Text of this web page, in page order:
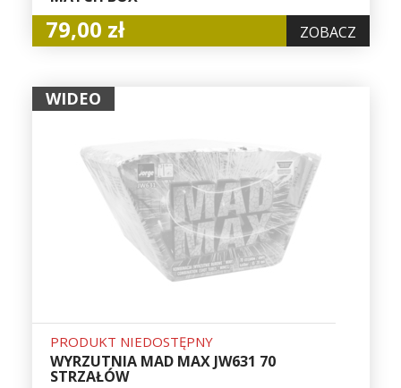
79,00 zł ZOBACZ
WIDEO
PRODUKT NIEDOSTĘPNY
WYRZUTNIA MAD MAX JW631 70
STRZAŁÓW